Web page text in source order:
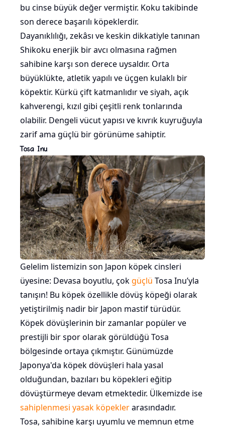
bu cinse büyük değer vermiştir. Koku takibinde
son derece başarılı köpeklerdir.
Dayanıklılığı, zekâsı ve keskin dikkatiyle tanınan
Shikoku enerjik bir avcı olmasına rağmen
sahibine karşı son derece uysaldır. Orta
büyüklükte, atletik yapılı ve üçgen kulaklı bir
köpektir. Kürkü çift katmanlıdır ve siyah, açık
kahverengi, kızıl gibi çeşitli renk tonlarında
olabilir. Dengeli vücut yapısı ve kıvrık kuyruğuyla
zarif ama güçlü bir görünüme sahiptir.
Tosa Inu
Gelelim listemizin son Japon köpek cinsleri
üyesine: Devasa boyutlu, çokgüçlü Tosa Inu’yla
tanışın! Bu köpek özellikle dövüş köpeği olarak
yetiştirilmiş nadir bir Japon mastif türüdür.
Köpek dövüşlerinin bir zamanlar popüler ve
prestijli bir spor olarak görüldüğü Tosa
bölgesinde ortaya çıkmıştır. Günümüzde
Japonya'da köpek dövüşleri hala yasal
olduğundan, bazıları bu köpekleri eğitip
dövüştürmeye devam etmektedir. Ülkemizde ise
sahiplenmesi yasak köpeklerarasındadır.
Tosa, sahibine karşı uyumlu ve memnun etme